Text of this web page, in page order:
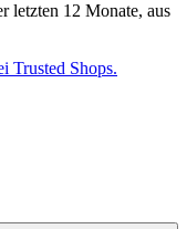
letzten 12 Monate, aus
Trusted Shops.